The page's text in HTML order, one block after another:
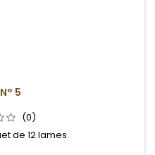
5
(0)
de 12 lames.